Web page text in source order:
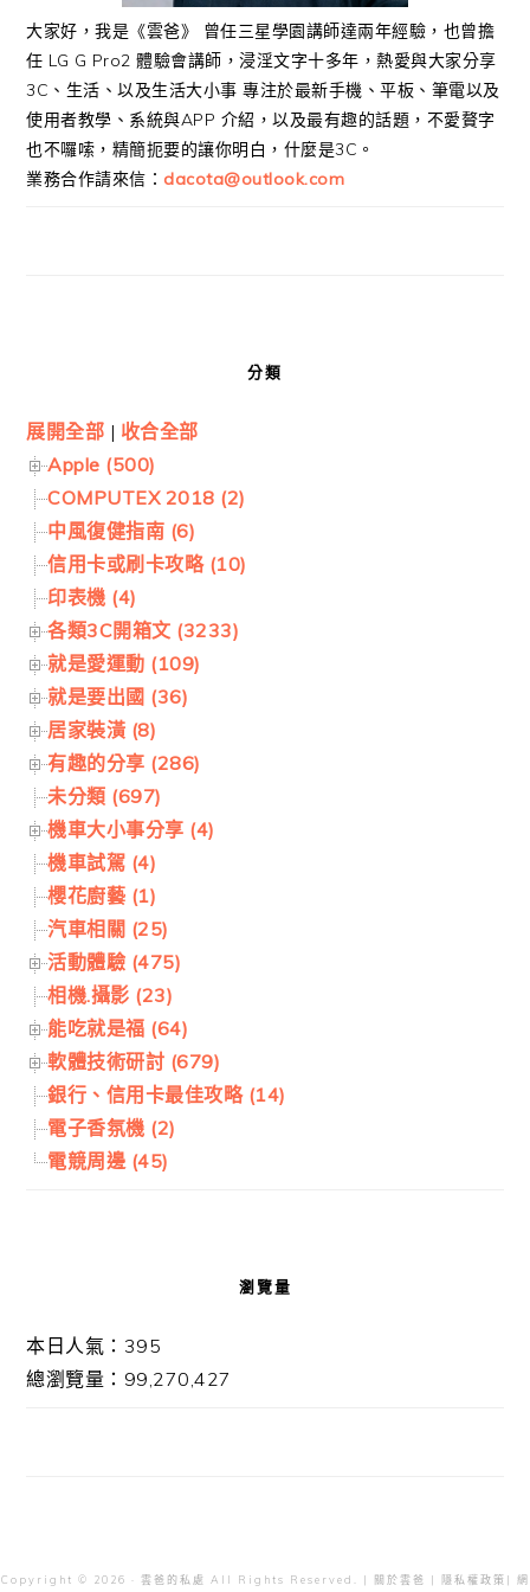
大家好，我是《雲爸》 曾任三星學園講師達兩年經驗，也曾擔
任 LG G Pro2 體驗會講師，浸淫文字十多年，熱愛與大家分享
3C、生活、以及生活大小事 專注於最新手機、平板、筆電以及
使用者教學、系統與APP 介紹，以及最有趣的話題，不愛贅字
也不囉嗦，精簡扼要的讓你明白，什麼是3C。
業務合作請來信： dacota@outlook.com
分類
展開全部 | 收合全部
Apple (500)
COMPUTEX 2018 (2)
中風復健指南 (6)
信用卡或刷卡攻略 (10)
印表機 (4)
各類3C開箱文 (3233)
就是愛運動 (109)
就是要出國 (36)
居家裝潢 (8)
有趣的分享 (286)
未分類 (697)
機車大小事分享 (4)
機車試駕 (4)
櫻花廚藝 (1)
汽車相關 (25)
活動體驗 (475)
相機.攝影 (23)
能吃就是福 (64)
軟體技術研討 (679)
銀行、信用卡最佳攻略 (14)
電子香氛機 (2)
電競周邊 (45)
瀏覽量
本日人氣：395
總瀏覽量：99,270,427
Copyright © 2026 · 雲爸的私處 All Rights Reserved. | 關於雲爸 | 隱私權政策 | 網